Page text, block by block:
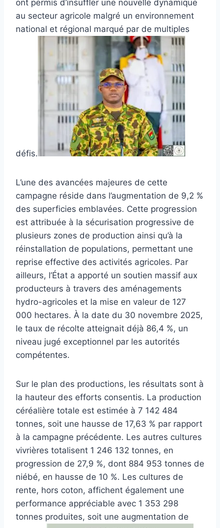
ont permis d’insuffler une nouvelle dynamique
au secteur agricole malgré un environnement
national et régional marqué par de multiples
défis.
L’une des avancées majeures de cette
campagne réside dans l’augmentation de 9,2 %
des superficies emblavées. Cette progression
est attribuée à la sécurisation progressive de
plusieurs zones de production ainsi qu’à la
réinstallation de populations, permettant une
reprise effective des activités agricoles. Par
ailleurs, l’État a apporté un soutien massif aux
producteurs à travers des aménagements
hydro-agricoles et la mise en valeur de 127
000 hectares. À la date du 30 novembre 2025,
le taux de récolte atteignait déjà 86,4 %, un
niveau jugé exceptionnel par les autorités
compétentes.
Sur le plan des productions, les résultats sont à
la hauteur des efforts consentis. La production
céréalière totale est estimée à 7 142 484
tonnes, soit une hausse de 17,63 % par rapport
à la campagne précédente. Les autres cultures
vivrières totalisent 1 246 132 tonnes, en
progression de 27,9 %, dont 884 953 tonnes de
niébé, en hausse de 10 %. Les cultures de
rente, hors coton, affichent également une
performance appréciable avec 1 353 298
tonnes produites, soit une augmentation de